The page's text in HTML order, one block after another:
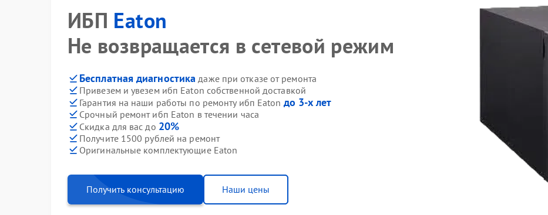
ИБП Eaton
Не возвращается в сетевой режим
Бесплатная диагностика даже при отказе от ремонта
Привезем и увезем ибп Eaton собственной доставкой
Гарантия на наши работы по ремонту ибп Eaton до 3-х лет
Срочный ремонт ибп Eaton в течении часа
Скидка для вас до 20%
Получите 1500 рублей на ремонт
Оригинальные комплектующие Eaton
Получить консультацию Наши цены